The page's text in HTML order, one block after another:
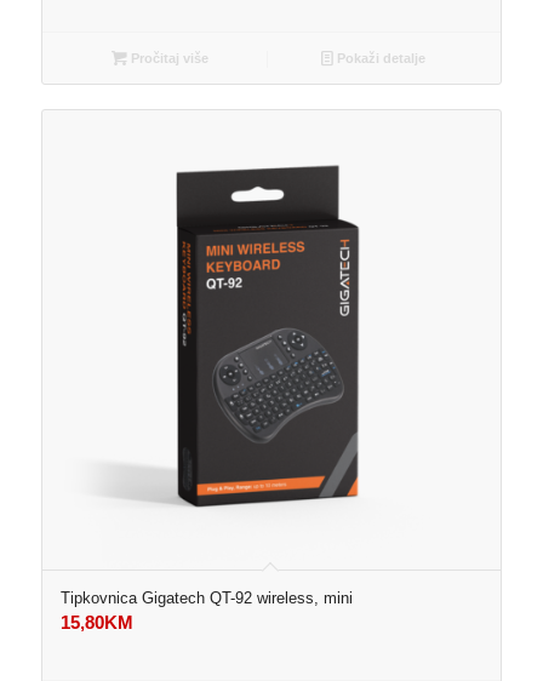
Pročitaj više Pokaži detalje
Tipkovnica Gigatech QT-92 wireless, mini
15,80KM